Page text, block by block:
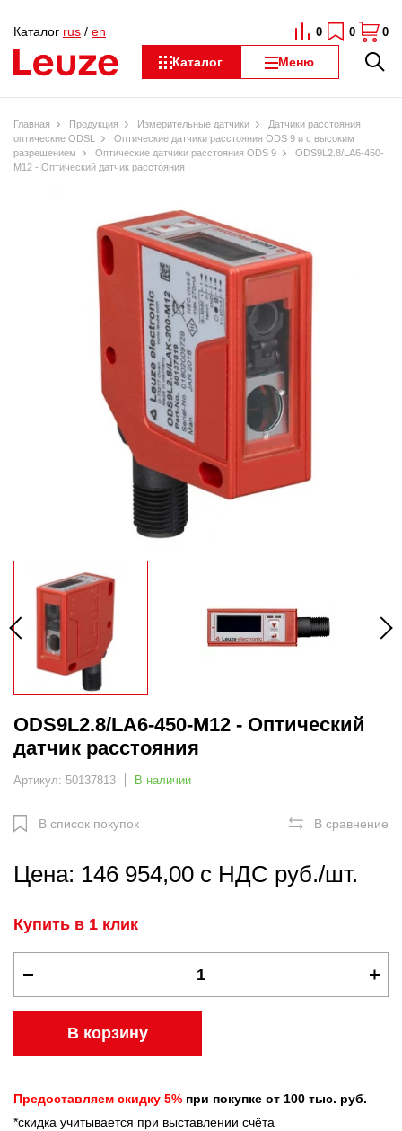
Каталог Меню
Каталог rus / en 0 0 0
Главная Продукция Измерительные датчики
Датчики расстояния
оптические ODSL
Оптические датчики расстояния ODS 9 и с высоким
разрешением
Оптические датчики расстояния ODS 9
ODS9L2.8/LA6-450-
M12 - Оптический датчик расстояния
ODS9L2.8/LA6-450-M12 - Оптический
датчик расстояния
Артикул: 50137813 В наличии
В список покупок В сравнение
Цена: 146 954,00 с НДС руб./шт.
Купить в 1 клик
В корзину
Предоставляем скидку 5% при покупке от 100 тыс. руб.
*скидка учитывается при выставлении счёта